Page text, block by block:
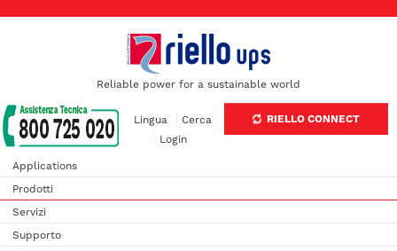
Reliable power for a sustainable world
RIELLO CONNECT
Lingua
Cerca
Login
Applications
Prodotti
Servizi
Supporto